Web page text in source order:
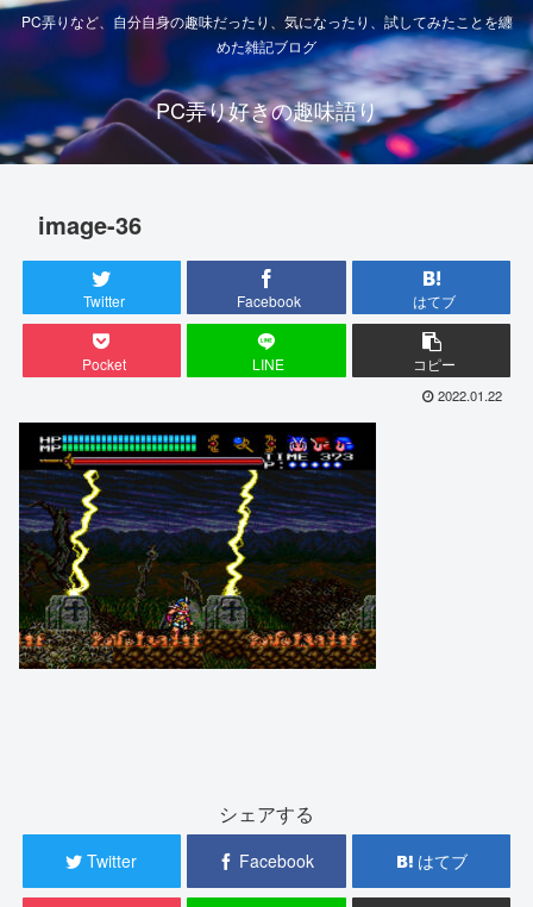
PC弄りなど、自分自身の趣味だったり、気になったり、試してみたことを纏
めた雑記ブログ
PC弄り好きの趣味語り
image-36
Twitter Facebook はてブ
Pocket LINE コピー
2022.01.22
シェアする
Twitter Facebook はてブ